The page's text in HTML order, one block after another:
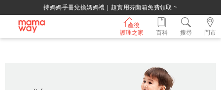
持媽媽手冊兌換媽媽禮｜超實用芬蘭箱免費領取 ~
產後
護理之家
門市
百科 搜尋